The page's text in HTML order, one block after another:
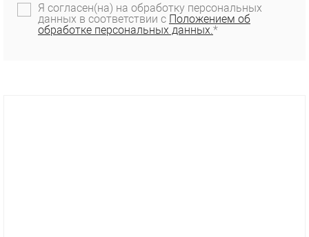
Я согласен(на) на обработку персональных
данных в соответствии с Положением об
обработке персональных данных.*